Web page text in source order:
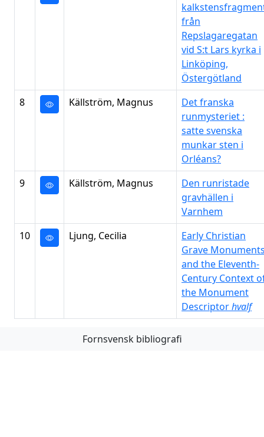
från
Repslagaregatan
vid S:t Lars kyrka i
Linköping,
Östergötland
8
Källström, Magnus
Det franska
runmysteriet :
satte svenska
munkar sten i
Orléans?
9
Källström, Magnus
Den runristade
gravhällen i
Varnhem
10
Ljung, Cecilia
Early Christian
Grave
and the Eleventh-
Century Context
the Monument
Descriptorhvalf
Föregående Nästa
Fornsvensk bibliografi